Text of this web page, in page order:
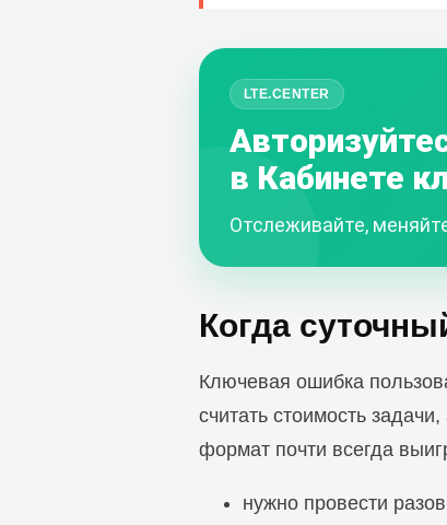
LTE.CENTER
в Кабинете
Отслеживайте,
Когда
Ключевая ошибка
считать стоимость
формат почти всегда
нужно провести